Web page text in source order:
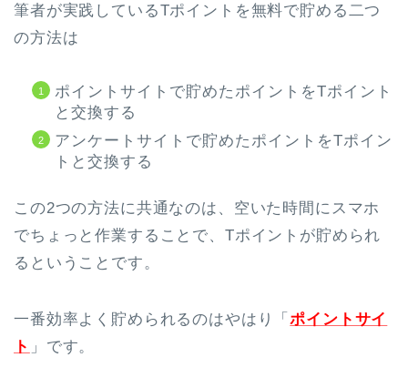
筆者が実践しているTポイントを無料で貯める二つ
の方法は
ポイントサイトで貯めたポイントをTポイント
と交換する
アンケートサイトで貯めたポイントをTポイン
トと交換する
この2つの方法に共通なのは、空いた時間にスマホ
でちょっと作業することで、Tポイントが貯められ
るということです。
一番効率よく貯められるのはやはり「ポイントサイ
ト 」です。